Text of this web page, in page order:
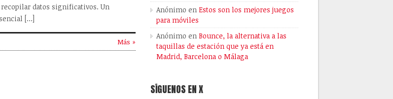
datos significativos. Un
[…]
Más »
Anónimo en Estos son los mejores juegos
para móviles
Anónimo en Bounce, la alternativa a las
taquillas de estación que ya está en
Madrid, Barcelona o Málaga
SÍGUENOS EN X